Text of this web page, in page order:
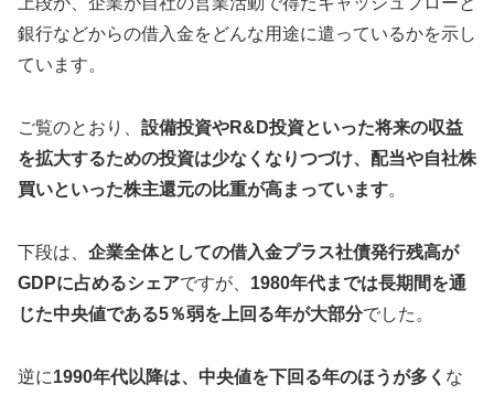
銀行などからの借入金をどんな用途に遣っているかを示し
ています。
ご覧のとおり、 設備投資やR&D投資といった将来の収益
を拡大するための投資は少なくなりつづけ、配当や自社株
買いといった株主還元の比重が高まっています。
下段は、 企業全体としての借入金プラス社債発行残高が
GDPに占めるシェアですが、 1980年代までは長期間を通
じた中央値である5％弱を上回る年が大部分でした。
逆に1990年代以降は、中央値を下回る年のほうが多く な